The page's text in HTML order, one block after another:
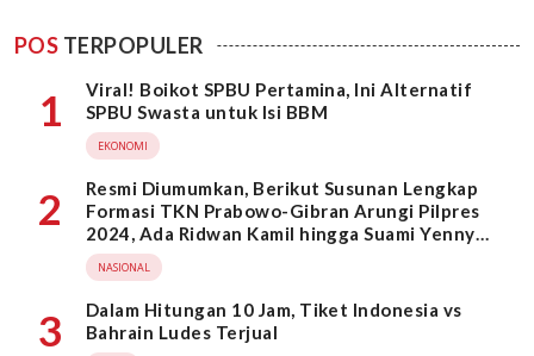
POS TERPOPULER
1
Viral! Boikot SPBU Pertamina, Ini Alternatif
SPBU Swasta untuk Isi BBM
EKONOMI
2
Resmi Diumumkan, Berikut Susunan Lengkap
Formasi TKN Prabowo-Gibran Arungi Pilpres
2024, Ada Ridwan Kamil hingga Suami Yenny
Wahid
NASIONAL
3
Dalam Hitungan 10 Jam, Tiket Indonesia vs
Bahrain Ludes Terjual